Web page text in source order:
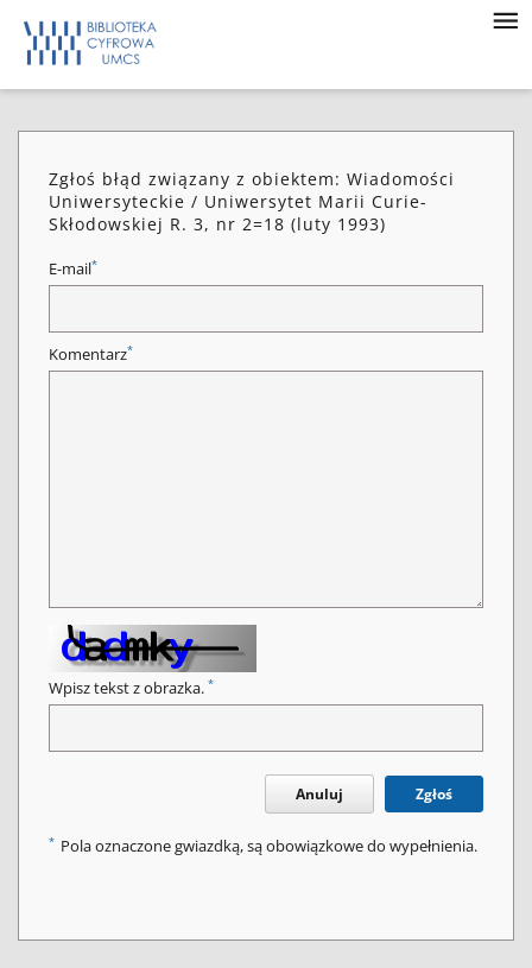
Zgłoś błąd związany z obiektem: Wiadomości
Uniwersyteckie / Uniwersytet Marii Curie-
Skłodowskiej R. 3, nr 2=18 (luty 1993)
E-mail*
Komentarz*
Wpisz tekst z obrazka. *
Anuluj Zgłoś
* Pola oznaczone gwiazdką, są obowiązkowe do wypełnienia.